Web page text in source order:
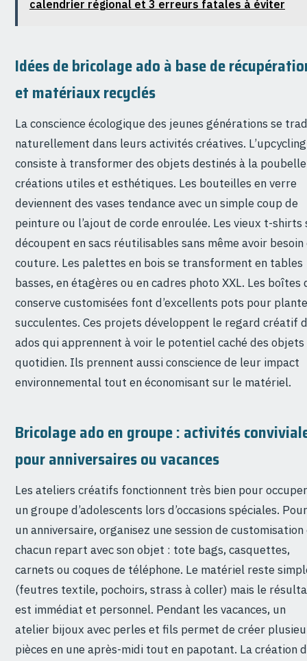
calendrier régional et 3 erreurs fatales à éviter
Idées de bricolage ado à base de
et matériaux recyclés
La conscience écologique des jeunes générations se
naturellement dans leurs activités créatives. L’upcycling
consiste à transformer des objets destinés à la
créations utiles et esthétiques. Les bouteilles en verre
deviennent des vases tendance avec un simple coup de
peinture ou l’ajout de corde enroulée. Les vieux t-shirts
découpent en sacs réutilisables sans même avoir besoin
couture. Les palettes en bois se transforment en tables
basses, en étagères ou en cadres photo XXL. Les boîtes
conserve customisées font d’excellents pots pour
succulentes. Ces projets développent le regard créatif
ados qui apprennent à voir le potentiel caché des
quotidien. Ils prennent aussi conscience de leur impact
environnemental tout en économisant sur le matériel.
Bricolage ado en groupe : activités
pour anniversaires ou vacances
Les ateliers créatifs fonctionnent très bien pour occuper
un groupe d’adolescents lors d’occasions spéciales. Pour
un anniversaire, organisez une session de customisation
chacun repart avec son objet : tote bags, casquettes,
carnets ou coques de téléphone. Le matériel reste
(feutres textile, pochoirs, strass à coller) mais le
est immédiat et personnel. Pendant les vacances, un
atelier bijoux avec perles et fils permet de créer
pièces en une après-midi tout en papotant. La création